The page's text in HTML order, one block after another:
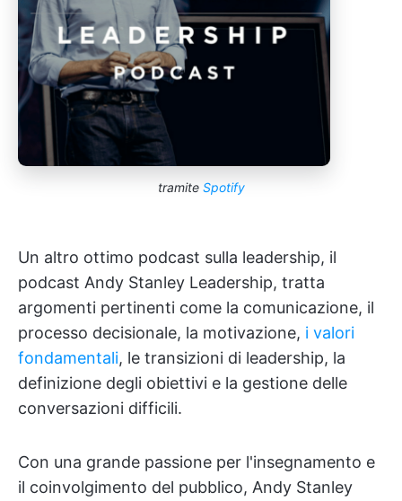
tramite Spotify
Un altro ottimo podcast sulla leadership, il
podcast Andy Stanley Leadership, tratta
argomenti pertinenti come la comunicazione, il
processo decisionale, la motivazione, i valori
fondamentali, le transizioni di leadership, la
definizione degli obiettivi e la gestione delle
conversazioni difficili.
Con una grande passione per l'insegnamento e
il coinvolgimento del pubblico, Andy Stanley